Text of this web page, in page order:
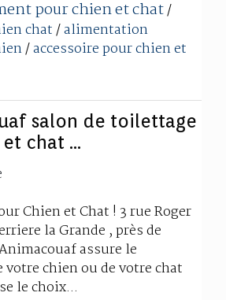
pour chien et chat/
chat/alimentation
/accessoire pour chien et
salon de toilettage
chat ...
Chien et Chat ! 3 rue Roger
la Grande , près de
assure le
chien ou de votre chat
le choix...